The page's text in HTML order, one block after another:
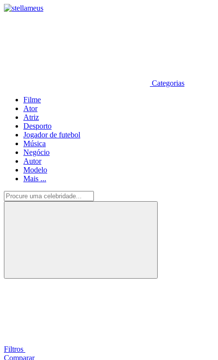
Categorias
Filme
Ator
Atriz
Desporto
Jogador de futebol
Música
Negócio
Autor
Modelo
Mais ...
Filtros
Comparar